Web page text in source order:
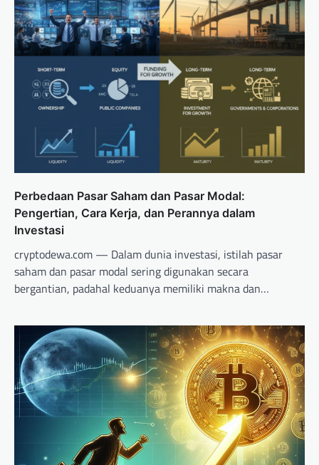
Perbedaan Pasar Saham dan Pasar Modal:
Pengertian, Cara Kerja, dan Perannya dalam
Investasi
cryptodewa.com — Dalam dunia investasi, istilah pasar
saham dan pasar modal sering digunakan secara
bergantian, padahal keduanya memiliki makna dan…